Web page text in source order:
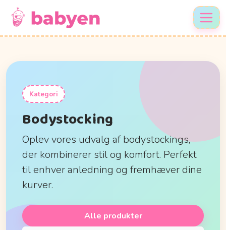
Kategori
Bodystocking
Oplev vores udvalg af bodystockings,
der kombinerer stil og komfort. Perfekt
til enhver anledning og fremhæver dine
kurver.
Alle produkter